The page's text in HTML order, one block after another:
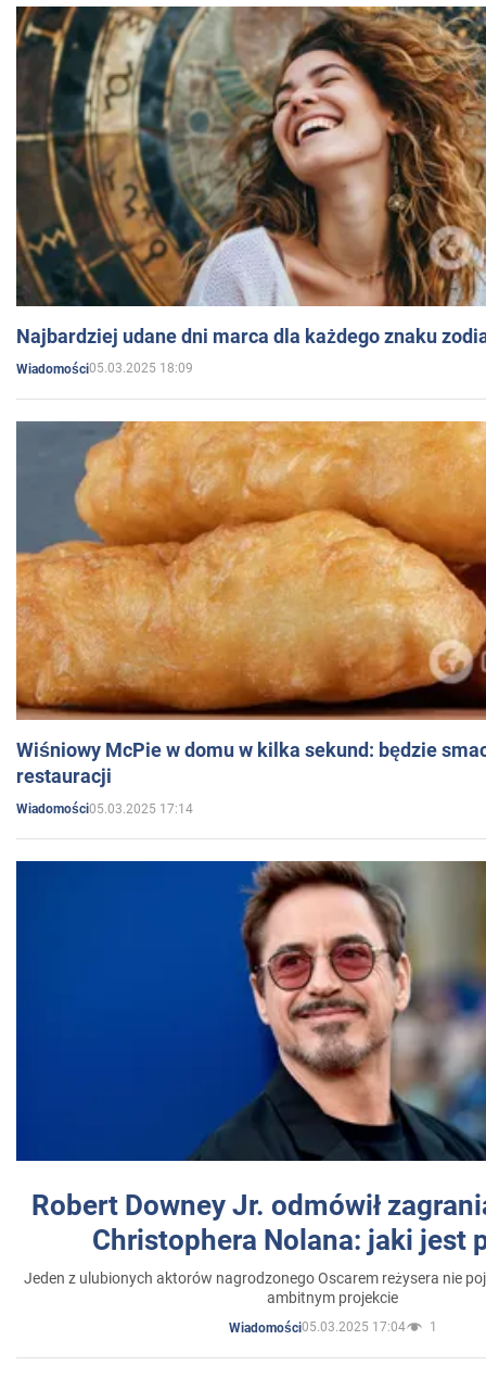
Najbardziej udane dni marca dla każdego znaku
Wiadomości05.03.2025 18:09
Wiśniowy McPie w domu w kilka sekund: będzie
restauracji
Wiadomości05.03.2025 17:14
Robert Downey Jr. odmówił
Christophera Nolana: jaki jest
Jeden z ulubionych aktorów nagrodzonego Oscarem reżysera nie
ambitnym projekcie
Wiadomości05.03.2025 17:04 1